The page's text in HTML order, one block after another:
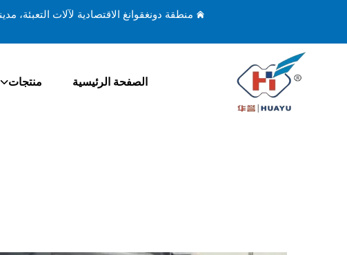
منطقة دونغقوانغ الاقتصادية لآلات التعبئة،
الصفحة الرئيسية منتجات